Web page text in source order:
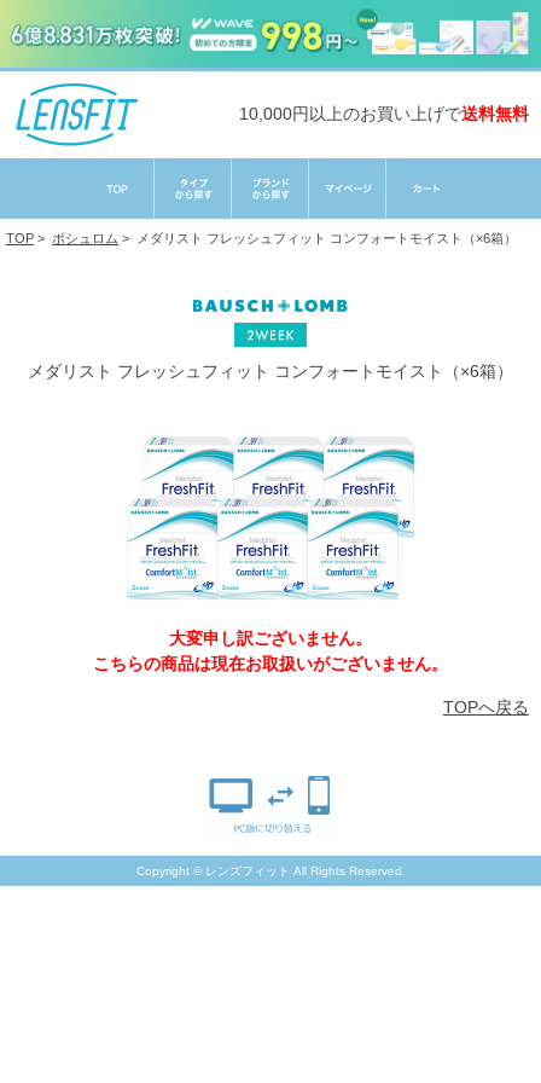
10,000円以上のお買い上げで送料無料
TOP > ボシュロム > メダリスト フレッシュフィット コンフォートモイスト（×6箱）
メダリスト フレッシュフィット コンフォートモイスト（×6箱）
大変申し訳ございません。
こちらの商品は現在お取扱いがございません。
TOPへ戻る
Copyright © レンズフィット All Rights Reserved.